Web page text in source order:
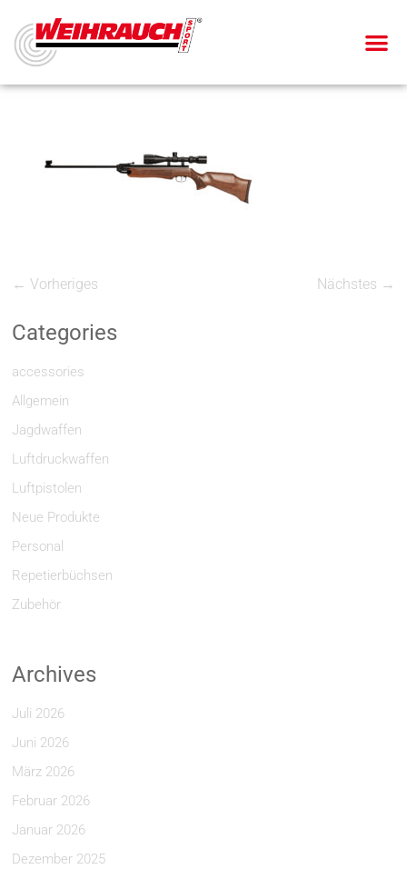
← Vorheriges Nächstes →
Categories
accessories
Allgemein
Jagdwaffen
Luftdruckwaffen
Luftpistolen
Neue Produkte
Personal
Repetierbüchsen
Zubehör
Archives
Juli 2026
Juni 2026
März 2026
Februar 2026
Januar 2026
Dezember 2025